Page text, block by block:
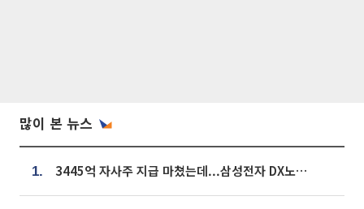
많이 본 뉴스
1. 3445억 자사주 지급 마쳤는데...삼성전자 DX노조, 뒤늦은 '떼쓰기 집회'